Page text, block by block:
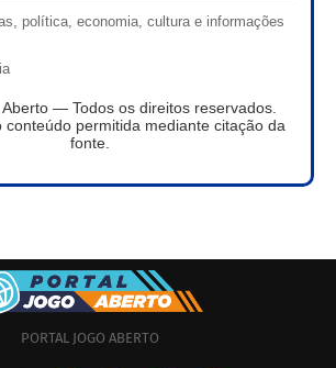
política, economia, cultura e informações
— Todos os direitos reservados.
conteúdo permitida mediante citação da
fonte.
PORTAL JOGO ABERTO